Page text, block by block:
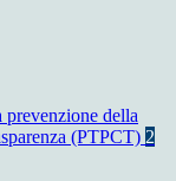
prevenzione della
(PTPCT) 2